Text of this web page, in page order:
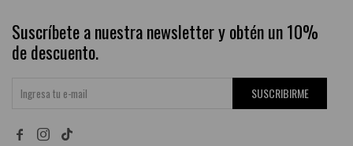
Suscríbete a nuestra newsletter y obtén un 10%
de descuento.
SUSCRIBIRME
 